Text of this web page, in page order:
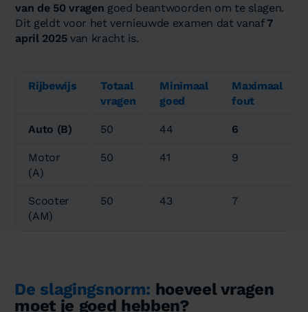
van de 50 vragen goed beantwoorden om te slagen.
Dit geldt voor het vernieuwde examen dat vanaf7
april 2025van kracht is.
Rijbewijs
Totaal
vragen
Minimaal
goed
Maximaal
fout
Auto (B) 50 44 6
Motor
(A)
50 41 9
Scooter
(AM)
50 43 7
De slagingsnorm: hoeveel vragen
moet je goed hebben?